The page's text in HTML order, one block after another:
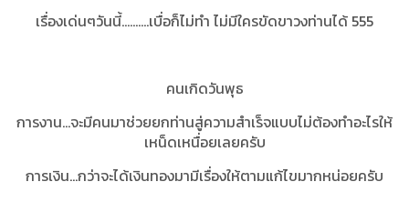
เรื่องเด่นๆวันนี้..........เบื่อก็ไม่ทำ ไม่มีใครขัดขาวงท่านได้ 555
คนเกิดวันพุธ
การงาน...จะมีคนมาช่วยยกท่านสู่ความสำเร็จแบบไม่ต้องทำอะไรให้
เหน็ดเหนื่อยเลยครับ
การเงิน...กว่าจะได้เงินทองมามีเรื่องให้ตามแก้ไขมากหน่อยครับ